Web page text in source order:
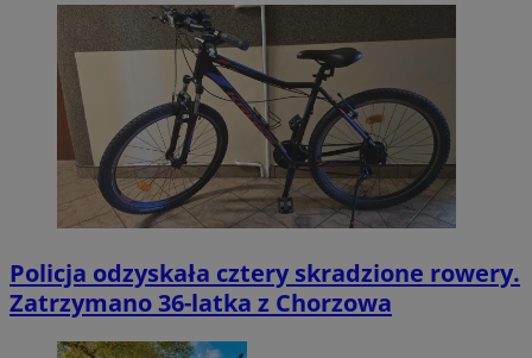
Policja odzyskała cztery skradzione rowery.
Zatrzymano 36-latka z Chorzowa